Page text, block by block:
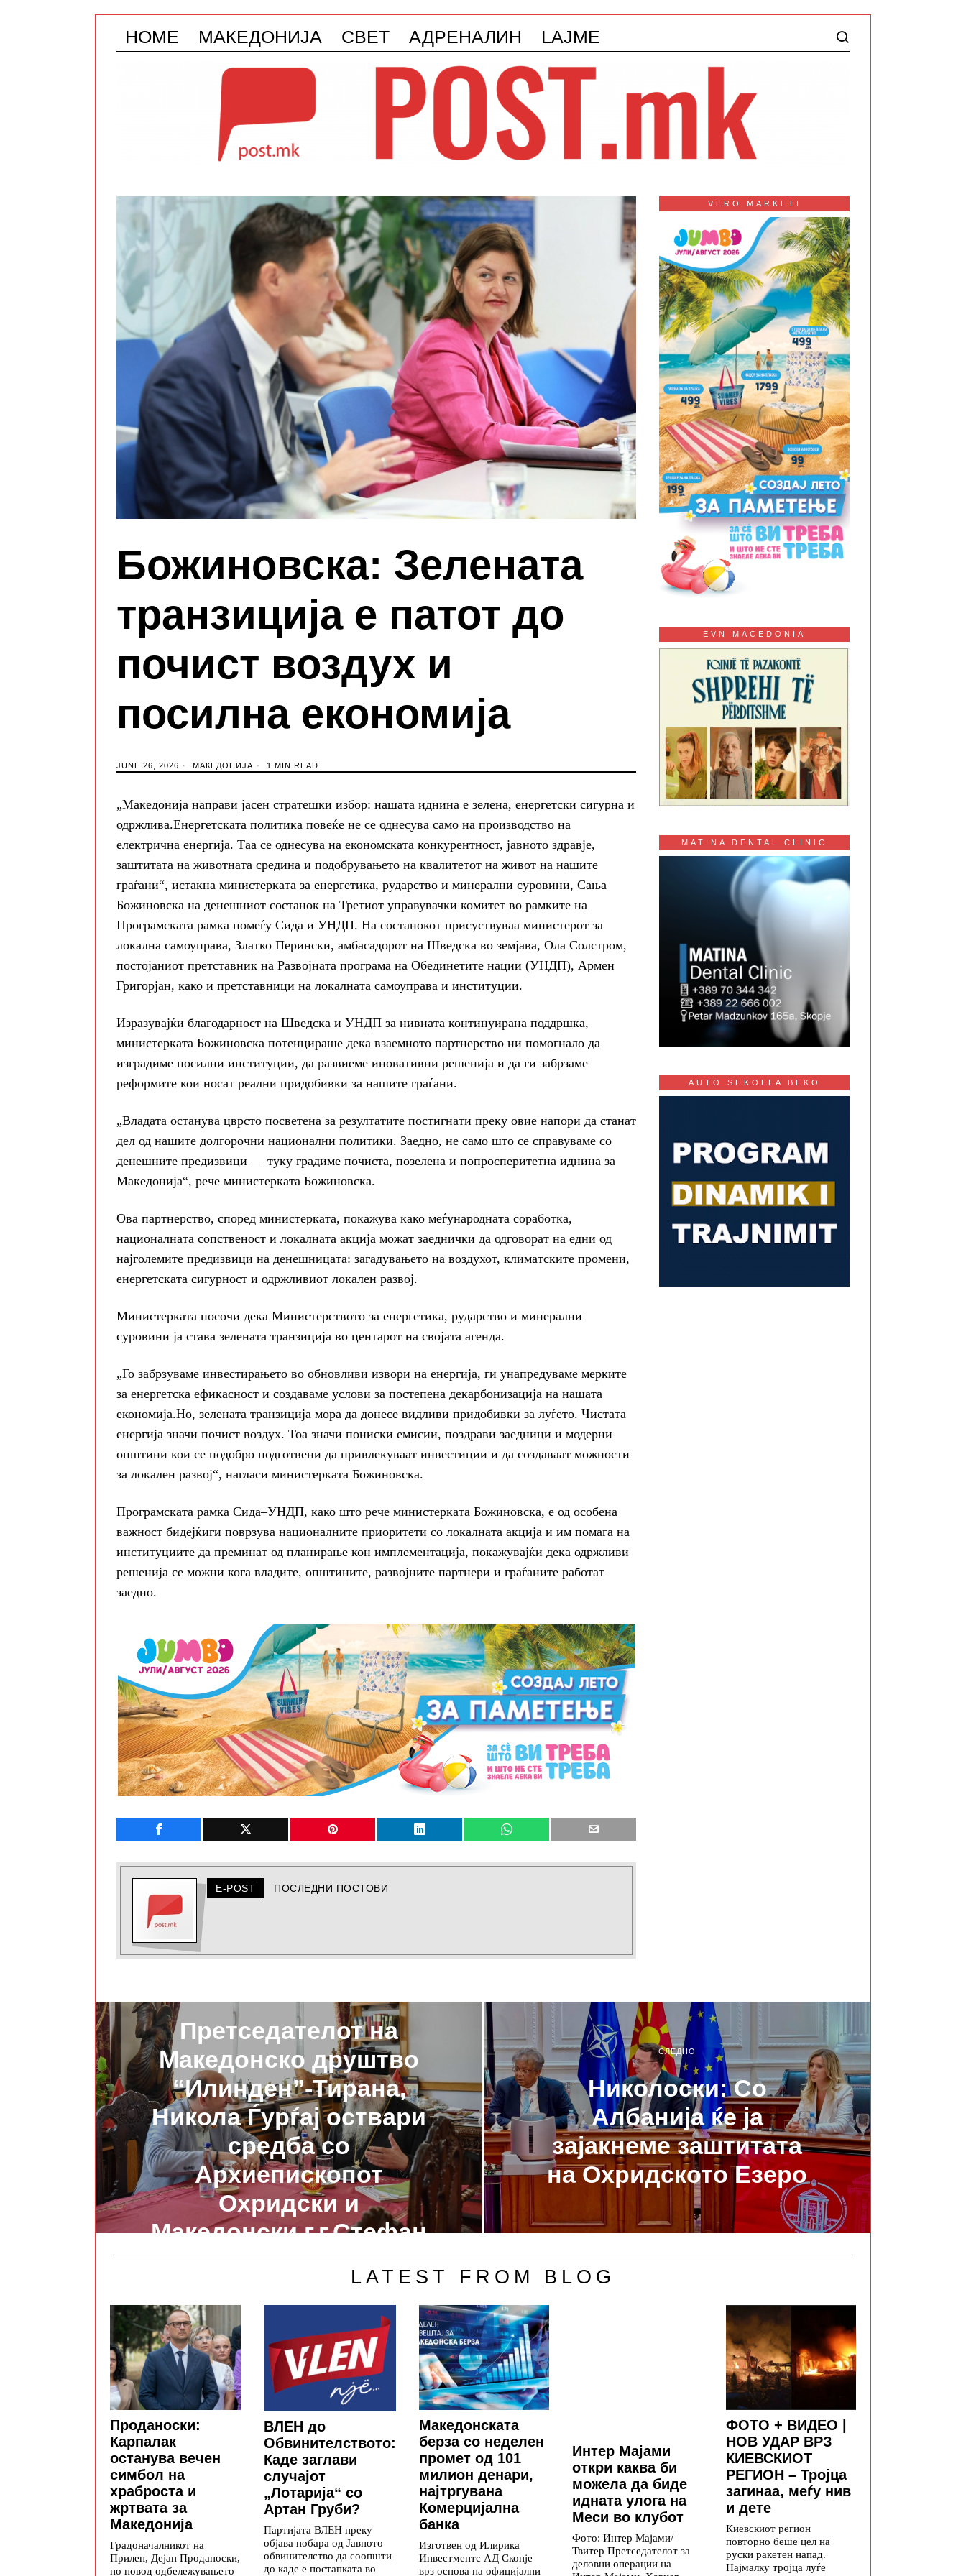
HOME МАКЕДОНИЈА СВЕТ АДРЕНАЛИН LAJME
Божиновска: Зелената
транзиција е патот до
почист воздух и
посилна економија
JUNE 26, 2026 МАКЕДОНИЈА 1 MIN READ
„Македонија направи јасен стратешки избор: нашата иднина е зелена, енергетски сигурна и
одржлива.Eнергетската политика повеќе не се однесува само на производство на
електрична енергија. Таа се однесува на економската конкурентност, јавното здравје,
заштитата на животната средина и подобрувањето на квалитетот на живот на нашите
граѓани“, истакна министерката за енергетика, рударство и минерални суровини, Сања
Божиновска на денешниот состанок на Третиот управувачки комитет во рамките на
Програмската рамка помеѓу Сида и УНДП. На состанокот присуствуваа министерот за
локална самоуправа, Златко Перински, амбасадорот на Шведска во земјава, Ола Солстром,
постојаниот претставник на Развојната програма на Обединетите нации (УНДП), Армен
Григорјан, како и претставници на локалната самоуправа и институции.
Изразувајќи благодарност на Шведска и УНДП за нивната континуирана поддршка,
министерката Божиновска потенцираше дека взаемното партнерство ни помогнало да
изградиме посилни институции, да развиеме иновативни решенија и да ги забрзаме
реформите кои носат реални придобивки за нашите граѓани.
„Владата останува цврсто посветена за резултатите постигнати преку овие напори да станат
дел од нашите долгорочни национални политики. Заедно, не само што се справуваме со
денешните предизвици — туку градиме почиста, позелена и попросперитетна иднина за
Македонија“, рече министерката Божиновска.
Ова партнерство, според министерката, покажува како меѓународната соработка,
националната сопственост и локалната акција можат заеднички да одговорат на едни од
најголемите предизвици на денешницата: загадувањето на воздухот, климатските промени,
енергетската сигурност и одржливиот локален развој.
Министерката посочи дека Министерството за енергетика, рударство и минерални
суровини ја става зелената транзиција во центарот на својата агенда.
„Го забрзуваме инвестирањето во обновливи извори на енергија, ги унапредуваме мерките
за енергетска ефикасност и создаваме услови за постепена декарбонизација на нашата
економија.Но, зелената транзиција мора да донесе видливи придобивки за луѓето. Чистата
енергија значи почист воздух. Тоа значи пониски емисии, поздрави заедници и модерни
општини кои се подобро подготвени да привлекуваат инвестиции и да создаваат можности
за локален развој“, нагласи министерката Божиновска.
Програмската рамка Сида–УНДП, како што рече министерката Божиновска, е од особена
важност бидејќиги поврзува националните приоритети со локалната акција и им помага на
институциите да преминат од планирање кон имплементација, покажувајќи дека одржливи
решенија се можни кога владите, општините, развојните партнери и граѓаните работат
заедно.
E-POST ПОСЛЕДНИ ПОСТОВИ
VERO MARKETI
EVN MACEDONIA
MATINA DENTAL CLINIC
AUTO SHKOLLA BEKO
Претседателот на
Македонско друштво
“Илинден”-Тирана,
Никола Ѓурѓај оствари
средба со
Архиепископот
Охридски и
Македонски г.г.Стефан
СЛЕДНО
Николоски: Со
Албанија ќе ја
зајакнеме заштитата
на Охридското Езеро
LATEST FROM BLOG
Проданоски:
Карпалак
останува вечен
симбол на
храброста и
жртвата за
Македонија
Градоначалникот на
Прилеп, Дејан Проданоски,
по повод одбележувањето
ВЛЕН до
Обвинителството:
Каде заглави
случајот
„Лотарија“ со
Артан Груби?
Партијата ВЛЕН преку
објава побара од Јавното
обвинителство да соопшти
до каде е постапката во
Македонската
берза со неделен
промет од 101
милион денари,
најтргувана
Комерцијална
банка
Изготвен од Илирика
Инвестментс АД Скопје
врз основа на официјални
Интер Мајами
откри каква би
можела да биде
идната улога на
Меси во клубот
Фото: Интер Мајами/
Твитер Претседателот за
деловни операции на
ФОТО + ВИДЕО |
НОВ УДАР ВРЗ
КИЕВСКИОТ
РЕГИОН – Тројца
загинаа, меѓу нив
и дете
Киевскиот регион
повторно беше цел на
руски ракетен напад.
Најмалку тројца луѓе